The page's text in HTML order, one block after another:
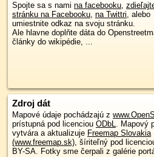
Spojte sa s nami na facebooku,
stránku na Facebooku, na Twittri, alebo
umiestnite odkaz na svoju stránku.
Ale hlavne doplňte dáta do
články do wikipédie, ...
Zdroj dát
Mapové údaje pochádzajú z
prístupná pod licenciou ODbL. Mapový
vytvára a aktualizuje Freemap Slovakia
(www.freemap.sk), šíriteľný pod
BY-SA. Fotky sme čerpali z galérie